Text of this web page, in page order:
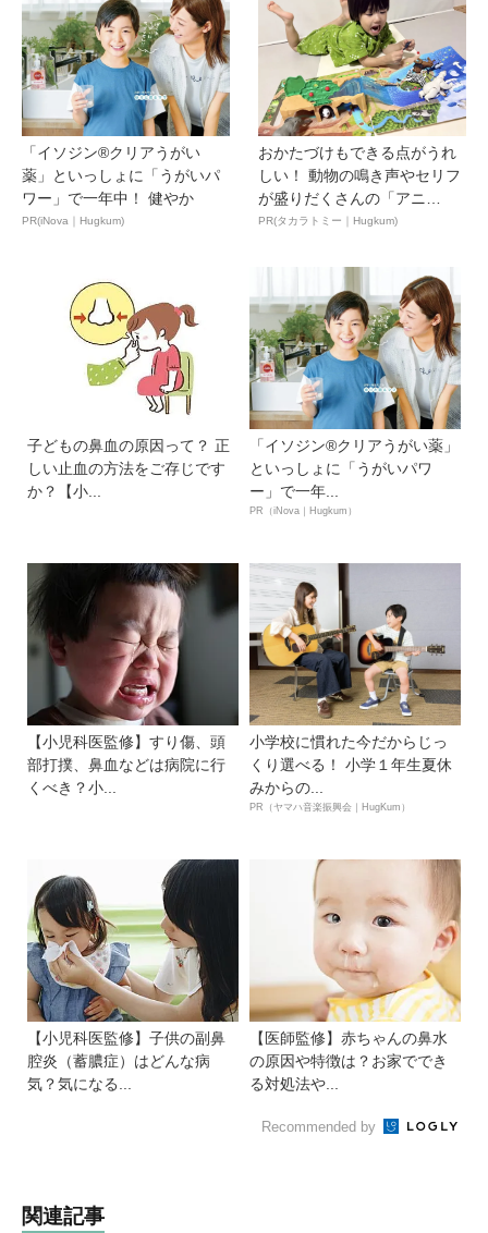
「イソジン®クリアうがい
薬」といっしょに「うがいパ
ワー」で一年中！ 健やか
PR(iNova｜Hugkum)
おかたづけもできる点がうれ
しい！ 動物の鳴き声やセリフ
が盛りだくさんの「アニ
ア ...
PR(タカラトミー｜Hugkum)
子どもの鼻血の原因って？ 正
しい止血の方法をご存じです
か？【小...
「イソジン®クリアうがい薬」
といっしょに「うがいパワ
ー」で一年...
PR（iNova｜Hugkum）
【小児科医監修】すり傷、頭
部打撲、鼻血などは病院に行
くべき？小...
小学校に慣れた今だからじっ
くり選べる！ 小学１年生夏休
みからの...
PR（ヤマハ音楽振興会｜HugKum）
【小児科医監修】子供の副鼻
腔炎（蓄膿症）はどんな病
気？気になる...
【医師監修】赤ちゃんの鼻水
の原因や特徴は？お家ででき
る対処法や...
Recommended by
関連記事